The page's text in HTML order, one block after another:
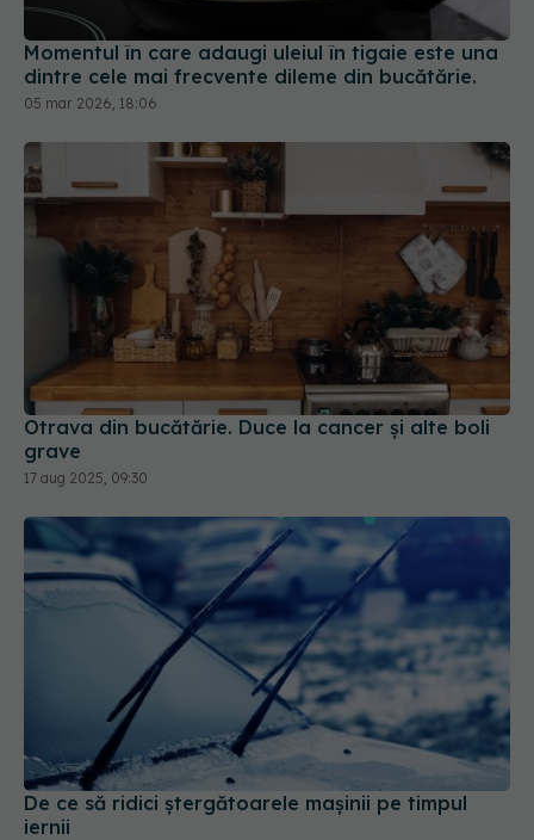
Momentul în care adaugi uleiul în tigaie este una
dintre cele mai frecvente dileme din bucătărie.
05 mar 2026, 18:06
Otrava din bucătărie. Duce la cancer și alte boli
grave
17 aug 2025, 09:30
De ce să ridici ștergătoarele mașinii pe timpul
iernii